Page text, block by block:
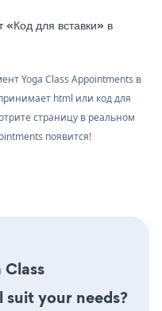
для вставки» в
Yoga Class Appointments в
html или код для
страницу в реальном
появится!
your needs?